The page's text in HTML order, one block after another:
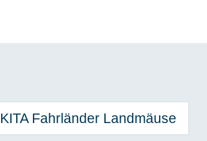
KITA Fahrländer Landmäuse